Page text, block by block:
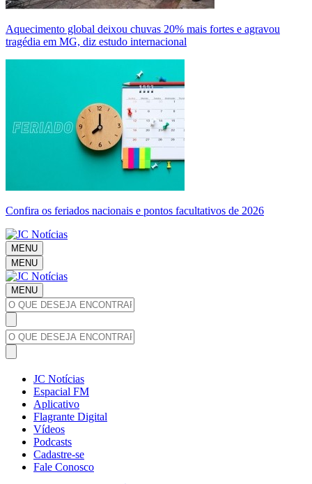
Aquecimento global deixou chuvas 20% mais fortes e agravou
tragédia em MG, diz estudo internacional
Confira os feriados nacionais e pontos facultativos de 2026
MENU
MENU
MENU
JC Notícias
Espacial FM
Aplicativo
Flagrante Digital
Vídeos
Podcasts
Cadastre-se
Fale Conosco